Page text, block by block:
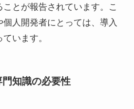
とが報告されています。こ
人開発者にとっては、導入
います。
知識の必要性